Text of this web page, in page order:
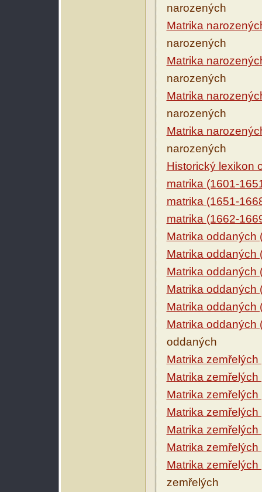
narozených
Matrika
narozených
Matrika
narozených
Matrika
narozených
Matrika
narozených
Historický lexikon
matrika (1601-
matrika (1651-
matrika (1662-
Matrika oddaných
Matrika oddaných
Matrika oddaných
Matrika oddaných
Matrika oddaných
Matrika oddaných
oddaných
Matrika
Matrika
Matrika
Matrika
Matrika
Matrika
Matrika
zemřelých